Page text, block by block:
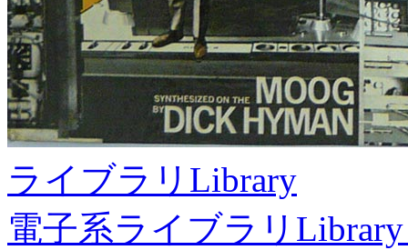
ライブラリ Library
電子系ライブラリ